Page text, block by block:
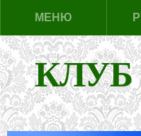
МЕНЮ
КЛУБ